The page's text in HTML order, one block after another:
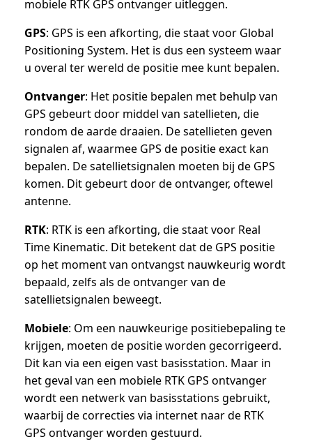
mobiele RTK GPS ontvanger uitleggen.
GPS: GPS is een afkorting, die staat voor Global
Positioning System. Het is dus een systeem waar
u overal ter wereld de positie mee kunt bepalen.
Ontvanger: Het positie bepalen met behulp van
GPS gebeurt door middel van satellieten, die
rondom de aarde draaien. De satellieten geven
signalen af, waarmee GPS de positie exact kan
bepalen. De satellietsignalen moeten bij de GPS
komen. Dit gebeurt door de ontvanger, oftewel
antenne.
RTK: RTK is een afkorting, die staat voor Real
Time Kinematic. Dit betekent dat de GPS positie
op het moment van ontvangst nauwkeurig wordt
bepaald, zelfs als de ontvanger van de
satellietsignalen beweegt.
Mobiele: Om een nauwkeurige positiebepaling te
krijgen, moeten de positie worden gecorrigeerd.
Dit kan via een eigen vast basisstation. Maar in
het geval van een mobiele RTK GPS ontvanger
wordt een netwerk van basisstations gebruikt,
waarbij de correcties via internet naar de RTK
GPS ontvanger worden gestuurd.